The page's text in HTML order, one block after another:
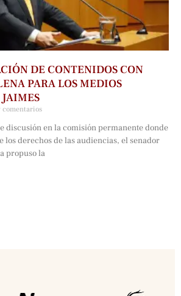
DE CONTENIDOS CON
PARA LOS MEDIOS
comentarios
discusión en la comisión permanente donde
los derechos de las audiencias, el senador
propuso la